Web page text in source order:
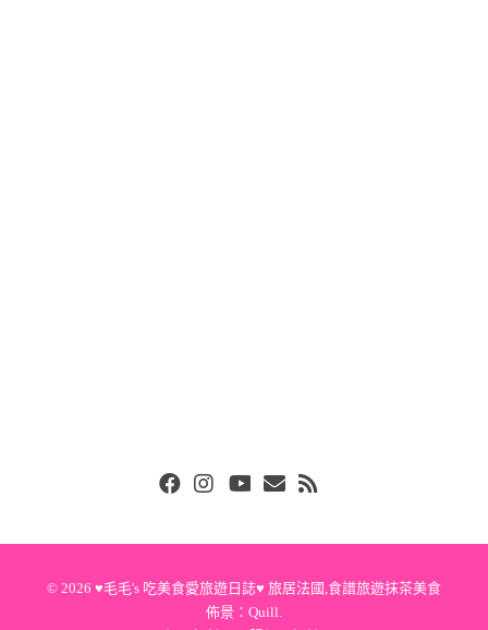
© 2026 ♥毛毛's 吃美食愛旅遊日誌♥ 旅居法國,食譜旅遊抹茶美食
佈景： Quill